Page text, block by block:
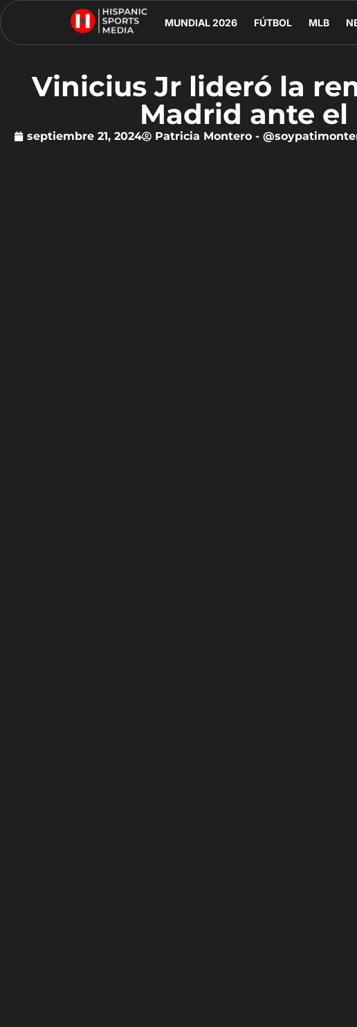
MUNDIAL 2026 FÚTBOL MLB
Vinicius Jr lideró la
Madrid ante el
septiembre 21, 2024 Patricia Montero -